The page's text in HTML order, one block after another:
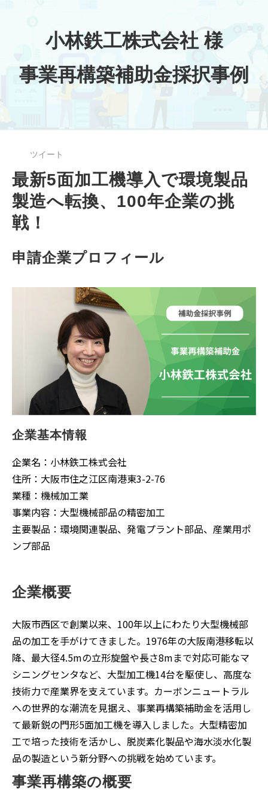
小林鉄工株式会社 様
事業再構築補助金採択事例
ツイート
最新5面加工機導入で環境製品
製造へ転換、100年企業の挑
戦！
申請企業プロフィール
企業基本情報
企業名：小林鉄工株式会社
住所：大阪市住之江区南港東3-2-76
業種：機械加工業
事業内容：大型機械部品の精密加工
主要製品：環境関連製品、発電プラント部品、産業用ポ
ンプ部品
企業概要
大阪市西区で創業以来、100年以上にわたり大型機械部
品の加工を手がけてきました。1976年の大阪南港移転以
降、最大径4.5mの立形旋盤や長さ8mまで対応可能なマ
シニングセンタなど、大型加工機14台を駆使し、高度な
技術力で産業界を支えています。カーボンニュートラル
への世界的な潮流を見据え、事業再構築補助金を活用し
て最新鋭の門形5面加工機を導入しました。大型精密加
工で培った技術を活かし、脱炭素化製品や海水淡水化製
品の製造という新分野への挑戦を始めています。
事業再構築の概要